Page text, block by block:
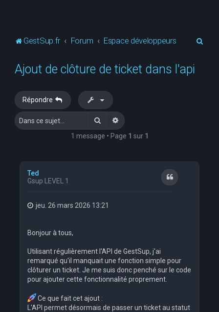
GestSup.fr Forum Espace développeurs
Ajout de clôture de ticket dans l'api
Répondre
RechercherRecherche avancée
1 message • Page 1 sur 1
Ted
Gsup LEVEL 1
Citation
jeu. 26 mars 2026 13:21
Bonjour à tous,
Utilisant régulièrement l'API de GestSup, j'ai
remarqué qu'il manquait une fonction simple pour
clôturer un ticket. Je me suis donc penché sur le code
pour ajouter cette fonctionnalité proprement.
Ce que fait cet ajout :
L'API permet désormais de passer un ticket au statut